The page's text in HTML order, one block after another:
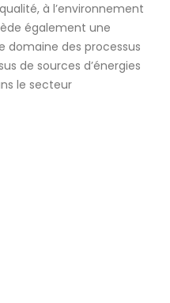
à l’environnement
également une
domaine des processus
de sources d’énergies
le secteur